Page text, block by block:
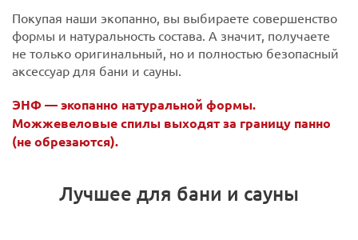
Покупая наши экопанно, вы выбираете совершенство
формы и натуральность состава. А значит, получаете
не только оригинальный, но и полностью безопасный
аксессуар для бани и сауны.
ЭНФ — экопанно натуральной формы.
Можжевеловые спилы выходят за границу панно
(не обрезаются).
Лучшее для бани и сауны